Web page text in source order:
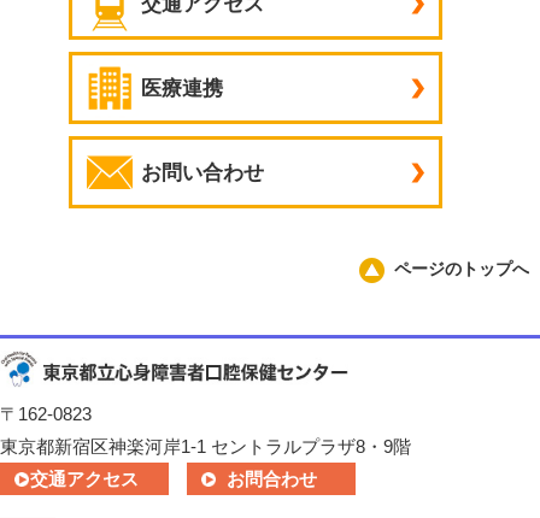
医療連携
お問い合わせ
ページのトップへ
〒162-0823
東京都新宿区神楽河岸1-1 セントラルプラザ8・9階
交通アクセス
お問合わせ